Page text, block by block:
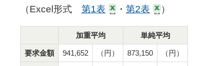
（Excel形式 第1表 ・ 第2表 ）
加重平均 単純平均
要求金額 941,652 （円） 873,150 （円）